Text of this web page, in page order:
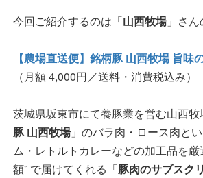
今回ご紹介するのは「山西牧場」さん
【農場直送便】銘柄豚 山西牧場 旨味
（月額 4,000円／送料・消費税込み）
茨城県坂東市にて養豚業を営む山西
豚 山西牧場」のバラ肉・ロース肉と
ム・レトルトカレーなどの加工品を厳
額” で届けてくれる「豚肉のサブスク